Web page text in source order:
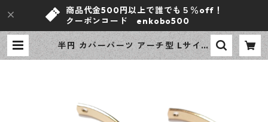
商品代金500円以上で誰でも５％off！
クーポンコード enkobo500
半円 カバーパーツ アーチ型 Lサイズ
KCゴールド 2ピース つりさげパー